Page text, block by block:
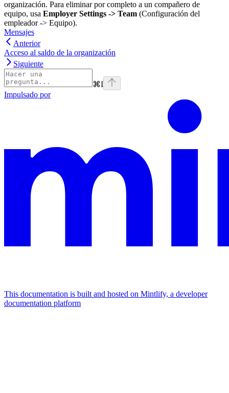
organización. Para eliminar por completo a un compañero de
equipo, usa Employer Settings -> Team (Configuración del
empleador -> Equipo).
Mensajes
Anterior
Acceso al saldo de la organización
Siguiente
⌘I
Impulsado por
This documentation is built and hosted on Mintlify, a developer
documentation platform